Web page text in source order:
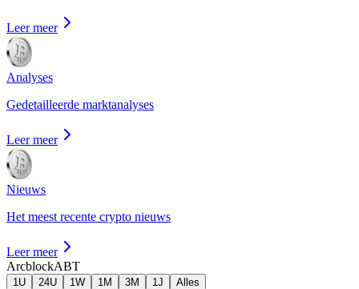
Leer meer
Analyses
Gedetailleerde marktanalyses
Leer meer
Nieuws
Het meest recente crypto nieuws
Leer meer
ArcblockABT
1U 24U 1W 1M 3M 1J Alles